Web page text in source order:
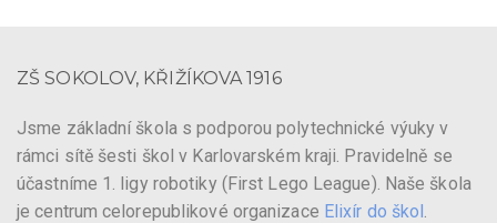
ZŠ SOKOLOV, KŘIŽÍKOVA 1916
Jsme základní škola s podporou polytechnické výuky v
rámci sítě šesti škol v Karlovarském kraji. Pravidelně se
účastníme 1. ligy robotiky (First Lego League). Naše škola
je centrum celorepublikové organizace Elixír do škol